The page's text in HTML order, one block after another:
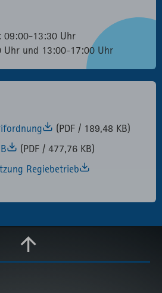
09:00-13:30 Uhr
Uhr und 13:00-17:00 Uhr
(PDF / 189,48 KB)
(PDF / 477,76 KB)
Regiebetrieb